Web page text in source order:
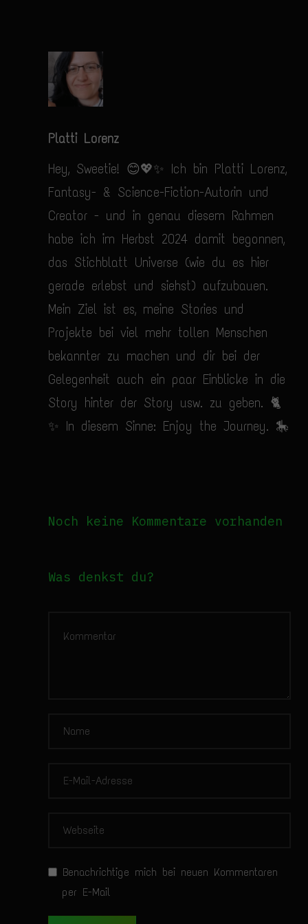
Platti Lorenz
Hey, Sweetie! 😊💖✨ Ich bin Platti Lorenz,
Fantasy- & Science-Fiction-Autorin und
Creator - und in genau diesem Rahmen
habe ich im Herbst 2024 damit begonnen,
das Stichblatt Universe (wie du es hier
gerade erlebst und siehst) aufzubauen.
Mein Ziel ist es, meine Stories und
Projekte bei viel mehr tollen Menschen
bekannter zu machen und dir bei der
Gelegenheit auch ein paar Einblicke in die
Story hinter der Story usw. zu geben. 🐈
✨ In diesem Sinne: Enjoy the Journey. 🎠
Noch keine Kommentare vorhanden
Was denkst du?
Benachrichtige mich bei neuen Kommentaren
per E-Mail